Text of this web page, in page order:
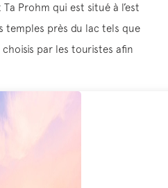
Prohm qui est situé à l’est
temples près du lac tels que
par les touristes afin